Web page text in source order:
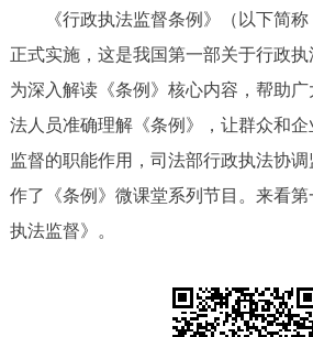
便民服务 利企服务
中介服务 阳光政务
政民互动
12345网上接诉即办
在线访谈
频
《行政执法监督条例》（以下简称
正式实施，这是我国第一部关于行政执
为深入解读《条例》核心内容，帮助
法人员准确理解《条例》，让群众和
监督的职能作用，司法部行政执法协调
作了《条例》微课堂系列节目。来看
执法监督》。